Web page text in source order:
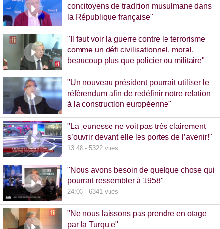
concitoyens de tradition musulmane dans
la République française"
"Il faut voir la guerre contre le terrorisme
comme un défi civilisationnel, moral,
beaucoup plus que policier ou militaire"
"Un nouveau président pourrait utiliser le
référendum afin de redéfinir notre relation
à la construction européenne"
"La jeunesse ne voit pas très clairement
s’ouvrir devant elle les portes de l’avenir!"
13:48 - 5322 vues
"Nous avons besoin de quelque chose qui
pourrait ressembler à 1958"
24:03 - 6341 vues
"Ne nous laissons pas prendre en otage
par la Turquie"